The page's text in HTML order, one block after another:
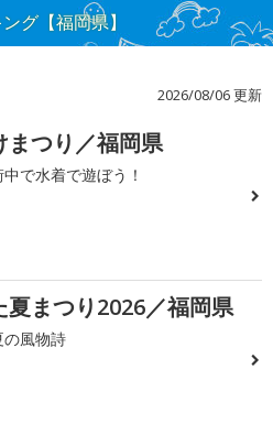
グ【福岡県】
2026/08/06 更新
まつり／福岡県
で水着で遊ぼう！
夏まつり2026／福岡県
の風物詩